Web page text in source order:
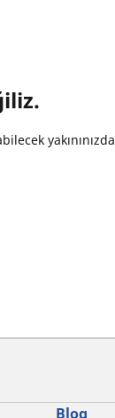
Blog